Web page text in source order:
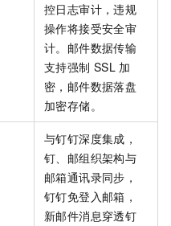
控日志审计，违规
操作将接受安全审
计。邮件数据传输
支持强制 SSL 加
密，邮件数据落盘
加密存储。
与钉钉深度集成，
钉、邮组织架构与
邮箱通讯录同步，
钉钉免登入邮箱，
新邮件消息穿透钉